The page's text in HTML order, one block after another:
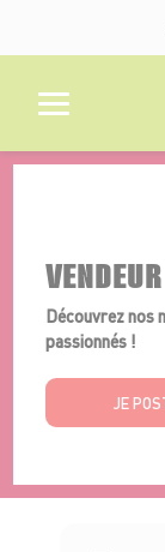
Découvrez nos
passionnés !
JE